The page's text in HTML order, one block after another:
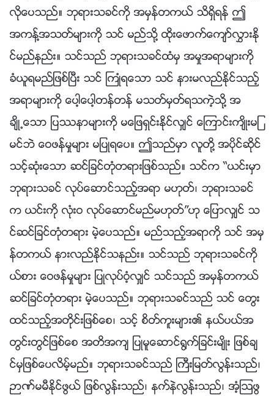
လိုေပသည္။ ဘုရားသခင္ကို အမွန္တကယ္ သိရွိရန္ ဤ
အကန႔္အသတ္မ်ားကို သင္ မည္သို႔ ထိုးေဖာက္ေက်ာ္လႊားႏို
င္မည္နည္း။ သင္သည္ ဘုရားသခင္ထံမွ အမႈအရာမ်ားကို
ခံယူရမည္ျဖစ္ၿပီး သင္ ႀကဳံရေသာ သင္ နားမလည္ႏိုင္သည့္
အရာမ်ားကို ေပါ့ေပါ့တန္တန္ မသတ္မွတ္ရသကဲ့သို႔ အ
ခ်ိဳ႕ေသာ ျပႆနာမ်ားကို မေျဖရွင္းႏိုင္လွ်င္ ေၾကာင္းက်ိဳးမျ
မင္ဘဲ ေဝဖန္မႈမ်ား မျပဳရေပ။ ဤသည္မွာ လူတို႔ အပိုင္ဆိုင္
သင့္ဆုံးေသာ ဆင္ျခင္တုံတရားျဖစ္သည္။ သင္က “ယင္းမွာ
ဘုရားသခင္ လုပ္ေဆာင္သည့္အရာ မဟုတ္၊ ဘုရားသခင္
က ယင္းကို လုံးဝ လုပ္ေဆာင္မည္မဟုတ္”ဟု ေျပာလွ်င္ သ
င္ဆင္ျခင္တုံတရား မဲ့ေပသည္။ မည္သည့္အရာကို သင္ အမွ
န္တကယ္ နားလည္ႏိုင္သနည္း။ သင္သည္ ဘုရားသခင္ကို
ယ္စား ေဝဖန္မႈမ်ား ျပဳလုပ္ဝံ့လွ်င္ သင္သည္ အမွန္တကယ္
ဆင္ျခင္တုံတရား မဲ့ေပသည္။ ဘုရားသခင္သည္ သင္ ေတြး
ထင္သည့္အတိုင္းျဖစ္ေစ၊ သင့္ စိတ္ကူးမ်ား၏ နယ္ပယ္အ
တြင္းတြင္ျဖစ္ေစ အတိအက် ျပဳမူေဆာင္႐ြက္ျခင္းမ်ိဳး ျဖစ္ခ်
င္မွျဖစ္ေပလိမ့္မည္။ ဘုရားသခင္သည္ ႀကီးျမတ္လြန္းသည္၊
ဉာဏ္မမီႏိုင္ဖြယ္ ျဖစ္လြန္းသည္၊ နက္နဲလြန္းသည္၊ အံ့ဩဖြ